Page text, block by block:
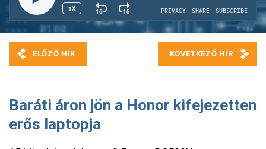
MI AZ A ROBOT PODCAST?
Baráti áron jön a Honor kifejezetten
erős laptopja